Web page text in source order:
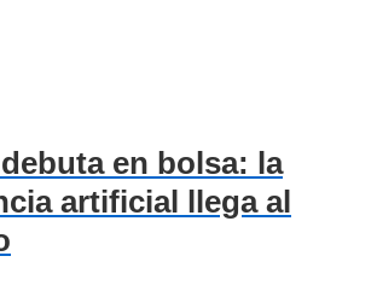
en bolsa: la
artificial llega al